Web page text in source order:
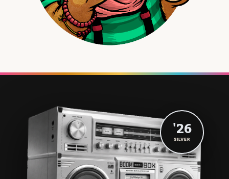
'26
SILVER